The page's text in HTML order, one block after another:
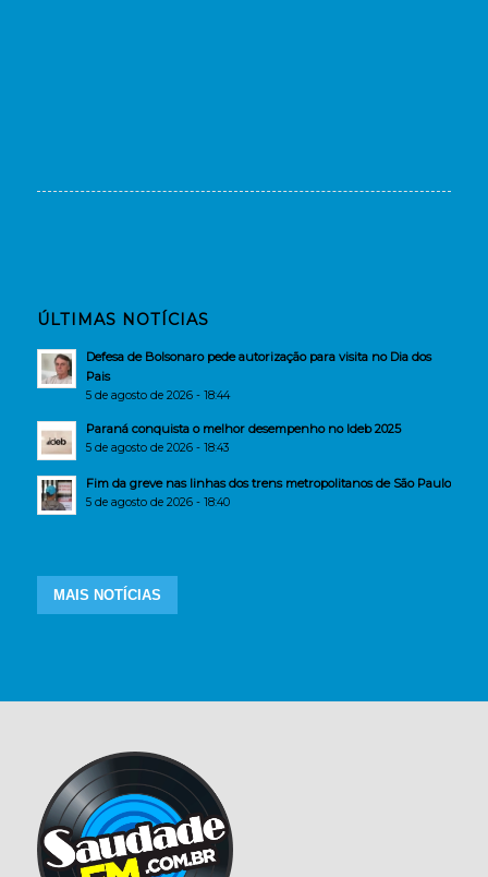
ÚLTIMAS NOTÍCIAS
Defesa de Bolsonaro pede autorização para visita no Dia dos
Pais
5 de agosto de 2026 - 18:44
Paraná conquista o melhor desempenho no Ideb 2025
5 de agosto de 2026 - 18:43
Fim da greve nas linhas dos trens metropolitanos de São Paulo
5 de agosto de 2026 - 18:40
MAIS NOTÍCIAS